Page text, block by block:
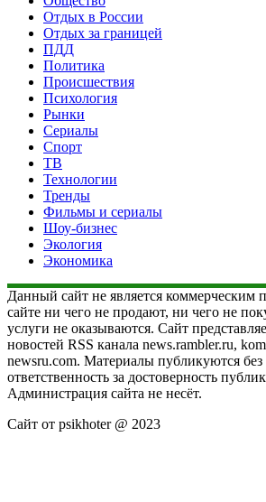
Отдых в России
Отдых за границей
ПДД
Политика
Происшествия
Психология
Рынки
Сериалы
Спорт
ТВ
Технологии
Тренды
Фильмы и сериалы
Шоу-бизнес
Экология
Экономика
Данный сайт не является коммерческим
сайте ни чего не продают, ни чего не
услуги не оказываются. Сайт
новостей RSS канала news.rambler.ru,
newsru.com. Материалы публикуются без
ответственность за достоверность
Администрация сайта не несёт.
Сайт от psikhoter @ 2023